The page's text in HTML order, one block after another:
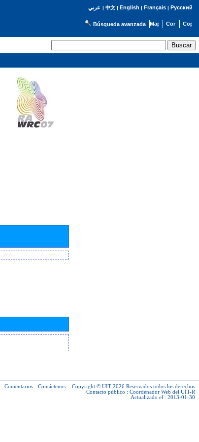
عربي | 中文| English | Français| Русский
Búsqueda avanzada
- Comentarios - Contáctenos - Copyright © UIT 2026 Reservados todos los derechos
Contacto público : Coordenador Web del UIT-R
Actualizado el : 2013-01-30